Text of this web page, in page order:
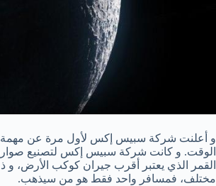
الوقت. و كانت شركة سبيس إكس لتصنيع
مختلف، فمسافر واحد فقط هو من سيذهب.